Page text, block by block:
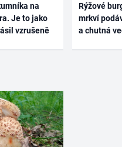
na
Je to jako
vzrušeně
Rýžové
mrkví
a chutná